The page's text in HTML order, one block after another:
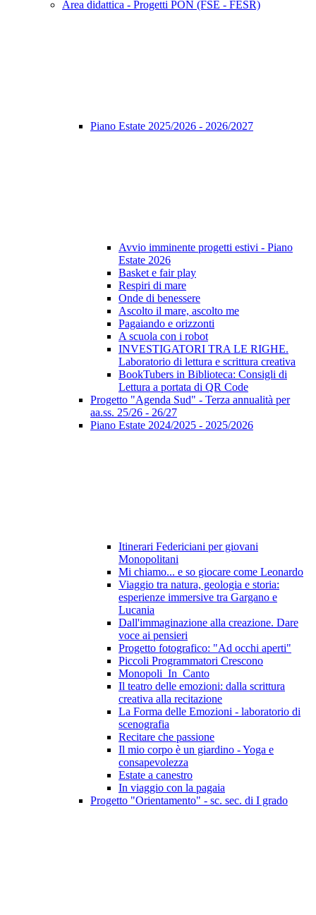
Area didattica - Progetti PON (FSE - FESR)
Piano Estate 2025/2026 - 2026/2027
Avvio imminente progetti estivi - Piano
Estate 2026
Basket e fair play
Respiri di mare
Onde di benessere
Ascolto il mare, ascolto me
Pagaiando e orizzonti
A scuola con i robot
INVESTIGATORI TRA LE RIGHE.
Laboratorio di lettura e scrittura creativa
BookTubers in Biblioteca: Consigli di
Lettura a portata di QR Code
Progetto "Agenda Sud" - Terza annualità per
aa.ss. 25/26 - 26/27
Piano Estate 2024/2025 - 2025/2026
Itinerari Federiciani per giovani
Monopolitani
Mi chiamo... e so giocare come Leonardo
Viaggio tra natura, geologia e storia:
esperienze immersive tra Gargano e
Lucania
Dall'immaginazione alla creazione. Dare
voce ai pensieri
Progetto fotografico: "Ad occhi aperti"
Piccoli Programmatori Crescono
Monopoli_In_Canto
Il teatro delle emozioni: dalla scrittura
creativa alla recitazione
La Forma delle Emozioni - laboratorio di
scenografia
Recitare che passione
Il mio corpo è un giardino - Yoga e
consapevolezza
Estate a canestro
In viaggio con la pagaia
Progetto "Orientamento" - sc. sec. di I grado